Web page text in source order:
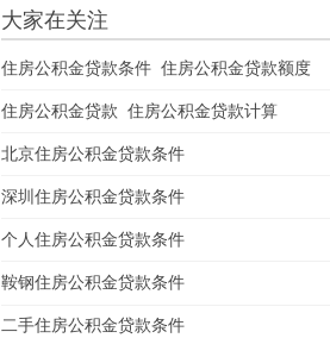
大家在关注
住房公积金贷款条件 住房公积金贷款额度
住房公积金贷款 住房公积金贷款计算
北京住房公积金贷款条件
深圳住房公积金贷款条件
个人住房公积金贷款条件
鞍钢住房公积金贷款条件
二手住房公积金贷款条件